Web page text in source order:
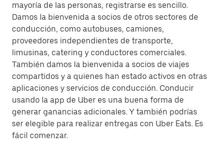
mayoría de las personas, registrarse es sencillo.
Damos la bienvenida a socios de otros sectores de
conducción, como autobuses, camiones,
proveedores independientes de transporte,
limusinas, catering y conductores comerciales.
También damos la bienvenida a socios de viajes
compartidos y a quienes han estado activos en otras
aplicaciones y servicios de conducción. Conducir
usando la app de Uber es una buena forma de
generar ganancias adicionales. Y también podrías
ser elegible para realizar entregas con Uber Eats. Es
fácil comenzar.